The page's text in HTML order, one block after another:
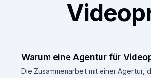
Warum eine Agentur für
Die Zusammenarbeit mit einer Agentur,